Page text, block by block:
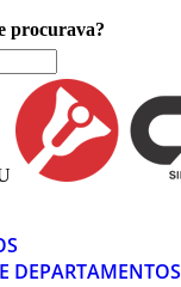
procurava?
DEPARTAMENTOS